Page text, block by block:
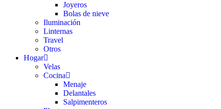
Joyeros
Bolas de nieve
Iluminación
Linternas
Travel
Otros
Hogar
Velas
Cocina
Menaje
Delantales
Salpimenteros